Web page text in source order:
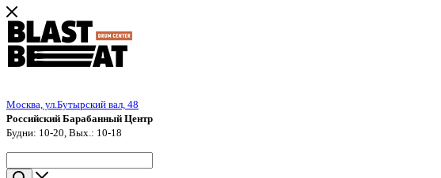
Москва, ул.Бутырский вал, 48
Российский Барабанный Центр
Будни: 10-20, Вых.: 10-18